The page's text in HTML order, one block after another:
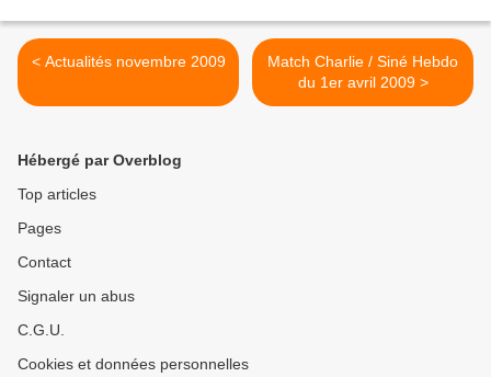
< Actualités novembre 2009
Match Charlie / Siné Hebdo
du 1er avril 2009 >
Hébergé par Overblog
Top articles
Pages
Contact
Signaler un abus
C.G.U.
Cookies et données personnelles